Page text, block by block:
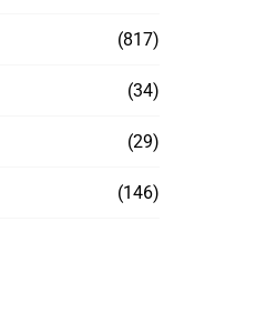
(817)
(34)
(29)
(146)